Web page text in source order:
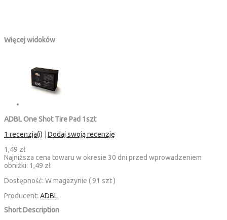
Więcej widoków
ADBL One Shot Tire Pad 1szt
1 recenzja(i)
Dodaj swoją recenzję
1,49 zł
Najniższa cena towaru w okresie 30 dni przed wprowadzeniem
obniżki: 1,49 zł
Dostępność: W magazynie ( 91 szt )
Producent: ADBL
Short Description